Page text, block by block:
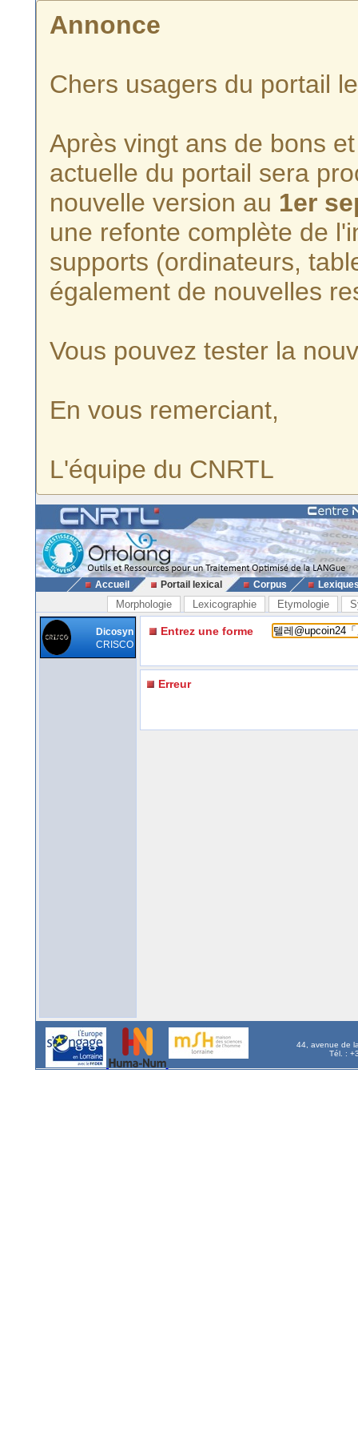
Annonce
Chers usagers du portail
Après vingt ans de bons
actuelle du portail sera
nouvelle version au 1er
une refonte complète de
supports (ordinateurs,
également de nouvelles
Vous pouvez tester la
En vous remerciant,
L'équipe du CNRTL
Accueil Portail lexical Corpus
Morphologie Lexicographie Etymologie
Dicosyn
CRISCO
Entrez une forme
Erreur
44, avenue de
Tél. :